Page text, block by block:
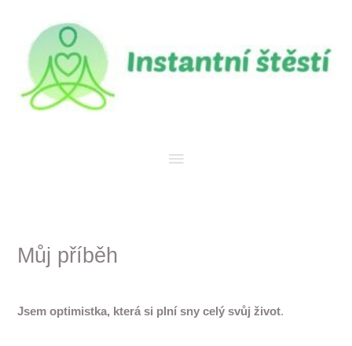
obsah
menu
Můj příběh
Jsem optimistka, která si plní sny celý svůj život.